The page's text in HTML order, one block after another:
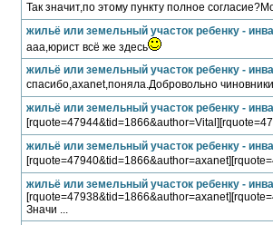
Так значит,по этому пункту полное
жильё или земельный участок ребенку -
ааа,юрист всё же здесь
жильё или земельный участок ребенку -
спасибо,axanet,поняла.Добровольно
жильё или земельный участок ребенку -
жильё или земельный участок ребенку -
жильё или земельный участок ребенку -
Значи ...